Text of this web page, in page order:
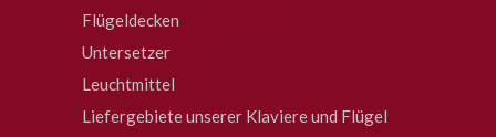
Flügeldecken
Untersetzer
Leuchtmittel
Liefergebiete unserer Klaviere und Flügel